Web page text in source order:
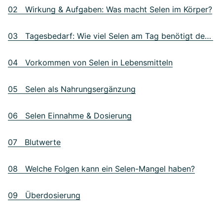
02 Wirkung & Aufgaben: Was macht Selen im Körper?
03 Tagesbedarf: Wie viel Selen am Tag benötigt der Mensch?
04 Vorkommen von Selen in Lebensmitteln
05 Selen als Nahrungsergänzung
06 Selen Einnahme & Dosierung
07 Blutwerte
08 Welche Folgen kann ein Selen-Mangel haben?
09 Überdosierung